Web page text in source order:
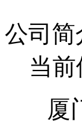
公司简
当前
厦门